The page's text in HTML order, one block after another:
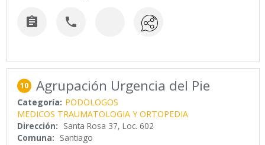
 
10 Agrupación Urgencia del Pie
Categoría: PODOLOGOS
MEDICOS TRAUMATOLOGIA Y ORTOPEDIA
Dirección: Santa Rosa 37, Loc. 602
Comuna: Santiago